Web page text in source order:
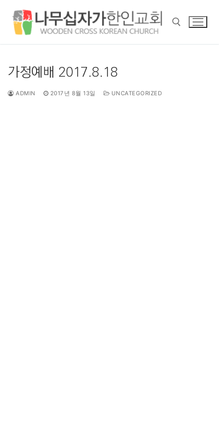
가정예배 2017.8.18
ADMIN 2017년 8월 13일 UNCATEGORIZED